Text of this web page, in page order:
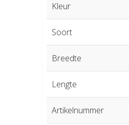
Kleur
Soort
Breedte
Lengte
Artikelnummer